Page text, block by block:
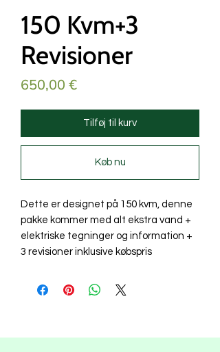
150 Kvm+3
Revisioner
650,00 €Pris
Tilføj til kurv
Køb nu
Dette er designet på 150 kvm, denne
pakke kommer med alt ekstra vand +
elektriske tegninger og information +
3 revisioner inklusive købspris